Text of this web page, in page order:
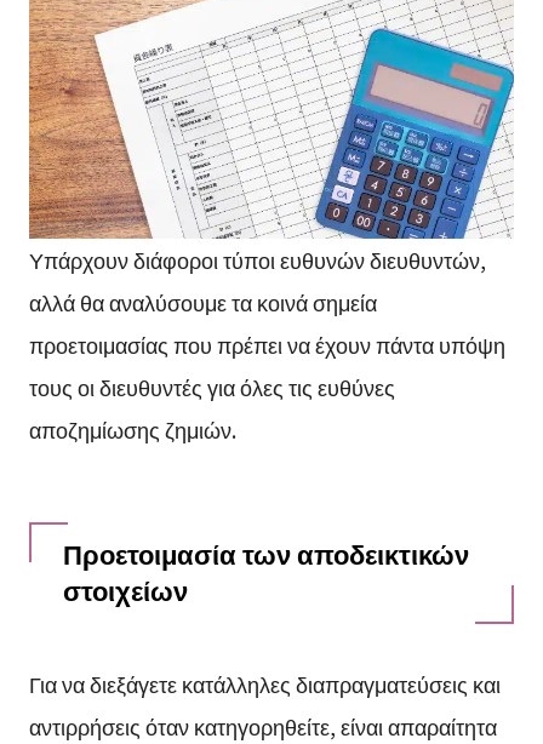
Υπάρχουν διάφοροι τύποι ευθυνών διευθυντών,
αλλά θα αναλύσουμε τα κοινά σημεία
προετοιμασίας που πρέπει να έχουν πάντα υπόψη
τους οι διευθυντές για όλες τις ευθύνες
αποζημίωσης ζημιών.
Προετοιμασία των αποδεικτικών
στοιχείων
Για να διεξάγετε κατάλληλες διαπραγματεύσεις και
αντιρρήσεις όταν κατηγορηθείτε, είναι απαραίτητα